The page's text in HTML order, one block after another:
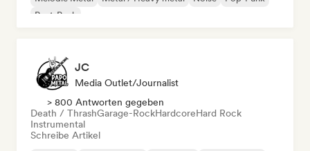
Post-Punk
JC
Media Outlet/Journalist
> 800 Antworten gegeben
Death / ThrashGarage-RockHardcoreHard Rock
Instrumental
Schreibe Artikel